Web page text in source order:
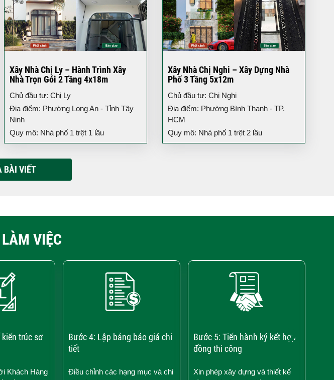
Xây Nhà Chị Ly – Hành Trình Xây
Nhà Trọn Gói 2 Tầng 4x18m
Chủ đầu tư: Chị Ly
Địa điểm: Phường Long An - Tỉnh Tây
Ninh
Quy mô: Nhà phố 1 trệt 1 lầu
Xây Nhà Chị Nghi – Xây Dựng Nhà
Phố 3 Tầng 5x12m
Chủ đầu tư: Chị Nghi
Địa điểm: Phường Bình Thạnh - TP.
HCM
Quy mô: Nhà phố 1 trệt 2 lầu
BÀI VIẾT
VIỆC
trúc sơ
Khách Hàng
Bước 4: Lập bảng báo giá chi
tiết
Điều chỉnh các hạng mục và chi
Bước 5: Tiến hành ký kết hợp
đồng thi công
Xin phép xây dựng và thiết kế
›